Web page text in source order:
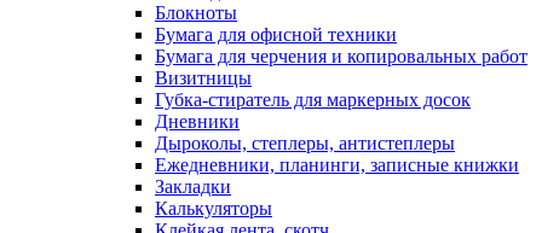
Блокноты
Бумага для офисной техники
Бумага для черчения и копировальных работ
Визитницы
Губка-стиратель для маркерных досок
Дневники
Дыроколы, степлеры, антистеплеры
Ежедневники, планинги, записные книжки
Закладки
Калькуляторы